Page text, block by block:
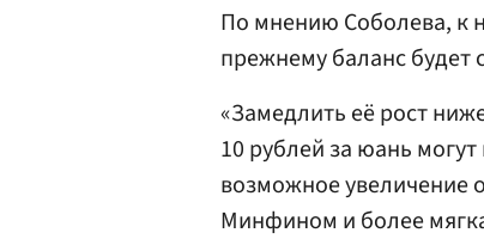
По мнению Соболева, к
прежнему баланс будет
«Замедлить её рост
10 рублей за юань
возможное увеличение
Минфином и более